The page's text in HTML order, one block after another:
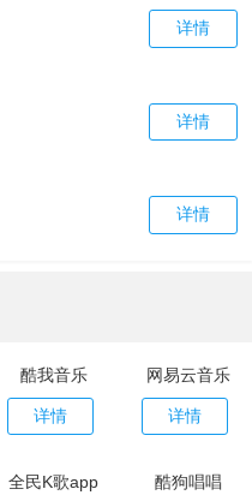
详情
详情
详情
酷我音乐
详情
网易云音乐
详情
全民K歌app 酷狗唱唱